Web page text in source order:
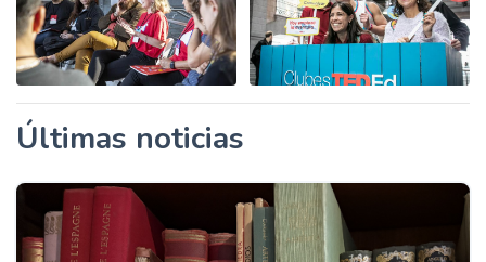
Últimas noticias